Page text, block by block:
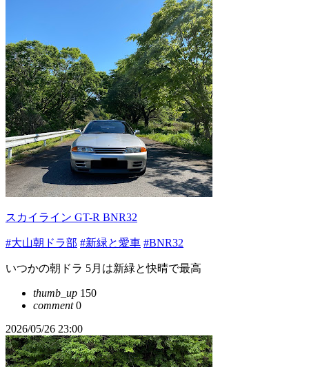
スカイライン GT-R BNR32
#大山朝ドラ部 #新緑と愛車 #BNR32
いつかの朝ドラ 5月は新緑と快晴で最高
thumb_up 150
comment0
2026/05/26 23:00